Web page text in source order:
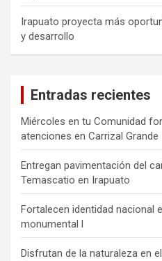
Irapuato proyecta más
y desarrollo
Entradas recientes
Miércoles en tu Comunidad
atenciones en Carrizal Grande
Entregan pavimentación del
Temascatio en Irapuato
Fortalecen identidad nacional
monumental l
Disfrutan de la naturaleza en